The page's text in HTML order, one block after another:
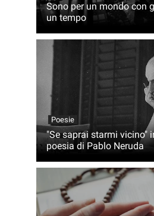
Sono per un mondo con
un tempo
Poesie
"Se saprai starmi vicino"
poesia di Pablo Neruda